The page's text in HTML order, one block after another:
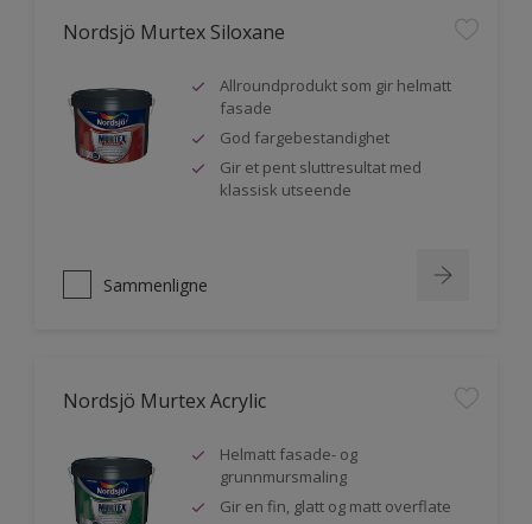
Nordsjö Murtex Siloxane
Allroundprodukt som gir helmatt
fasade
God fargebestandighet
Gir et pent sluttresultat med
klassisk utseende
Sammenligne
Nordsjö Murtex Acrylic
Helmatt fasade- og
grunnmursmaling
Gir en fin, glatt og matt overflate